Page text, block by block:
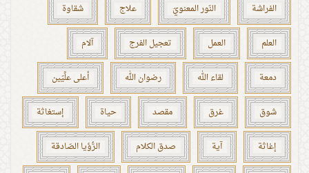
الفراشة النّور المعنويّ علاج شقاوة
العلم العمل تعجيل الفرج آلام
دمعة لقاء الله رضوان الله أعلى علِّيّين
شوق غرق مقصد حياة إستغاثة
إغاثة آية صدق الكلام الرُّؤيا الصّادقة